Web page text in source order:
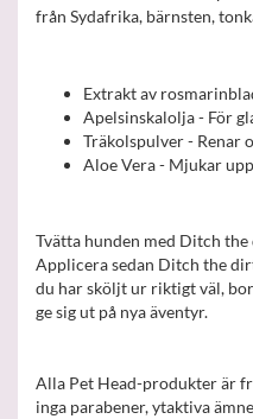
från Sydafrika, bärnsten,
Extrakt av
Apelsinskalolja - För
Träkolspulver - Renar
Aloe Vera - Mjukar
Tvätta hunden med Ditch
Applicera sedan Ditch the
du har sköljt ur riktigt väl,
ge sig ut på nya äventyr.
Alla Pet Head-produkter är
inga parabener, ytaktiva